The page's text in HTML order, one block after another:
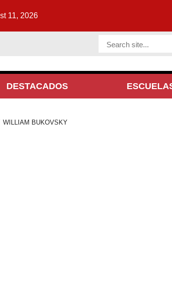
11, 2026
Website Site
DESTACADOS
WILLIAM BUKOVSKY